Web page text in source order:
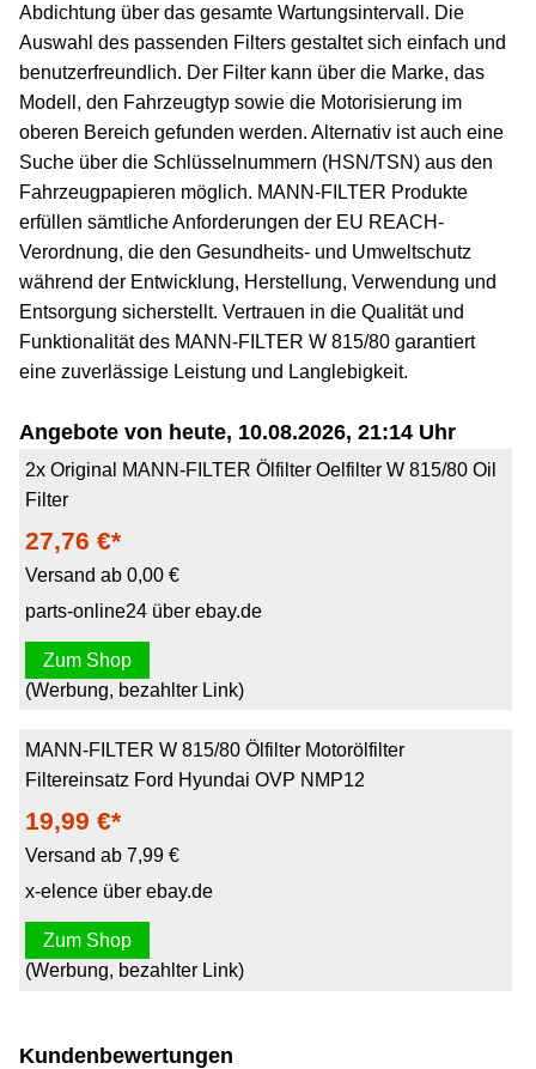
Abdichtung über das gesamte Wartungsintervall. Die
Auswahl des passenden Filters gestaltet sich einfach und
benutzerfreundlich. Der Filter kann über die Marke, das
Modell, den Fahrzeugtyp sowie die Motorisierung im
oberen Bereich gefunden werden. Alternativ ist auch eine
Suche über die Schlüsselnummern (HSN/TSN) aus den
Fahrzeugpapieren möglich. MANN-FILTER Produkte
erfüllen sämtliche Anforderungen der EU REACH-
Verordnung, die den Gesundheits- und Umweltschutz
während der Entwicklung, Herstellung, Verwendung und
Entsorgung sicherstellt. Vertrauen in die Qualität und
Funktionalität des MANN-FILTER W 815/80 garantiert
eine zuverlässige Leistung und Langlebigkeit.
Angebote von heute, 10.08.2026, 21:14 Uhr
2x Original MANN-FILTER Ölfilter Oelfilter W 815/80 Oil
Filter
27,76 €*
Versand ab 0,00 €
parts-online24 über ebay.de
Zum Shop
(Werbung, bezahlter Link)
MANN-FILTER W 815/80 Ölfilter Motorölfilter
Filtereinsatz Ford Hyundai OVP NMP12
19,99 €*
Versand ab 7,99 €
x-elence über ebay.de
Zum Shop
(Werbung, bezahlter Link)
Kundenbewertungen